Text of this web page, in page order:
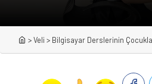
>Veli > Bilgisayar Derslerinin